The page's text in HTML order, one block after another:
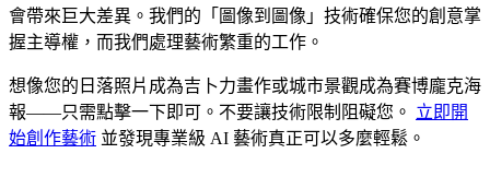
會帶來巨大差異。我們的「圖像到圖像」技術確保您的創意掌
握主導權，而我們處理藝術繁重的工作。
想像您的日落照片成為吉卜力畫作或城市景觀成為賽博龐克海
報——只需點擊一下即可。不要讓技術限制阻礙您。 立即開
始創作藝術 並發現專業級 AI 藝術真正可以多麼輕鬆。